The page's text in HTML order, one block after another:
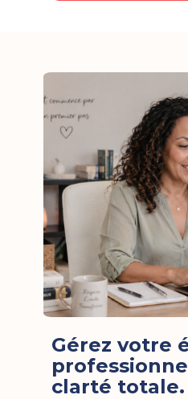
Gérez votre
clarté totale.